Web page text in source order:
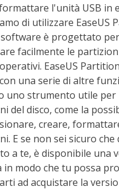
l'unità USB in
di utilizzare EaseUS
è progettato
facilmente le
EaseUS
una serie di altre
uno strumento utile per
del disco, come la
creare,
E se non sei sicuro
a te, è disponibile una
modo che tu possa
ad acquistare la